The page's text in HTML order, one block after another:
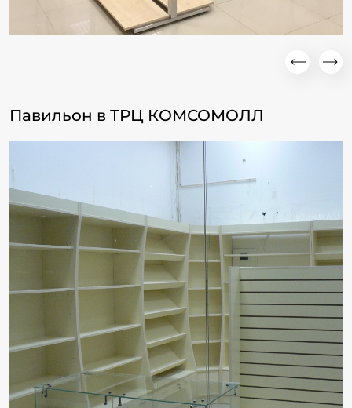
Павильон в ТРЦ КОМСОМОЛЛ